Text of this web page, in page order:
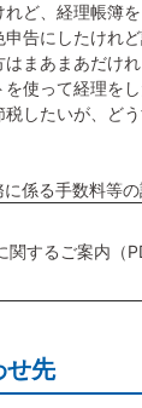
ど、経理帳簿を
告にしたけれど
まあまあだけれ
使って経理をし
したいが、どう
係る手数料等
関するご案内（
せ先